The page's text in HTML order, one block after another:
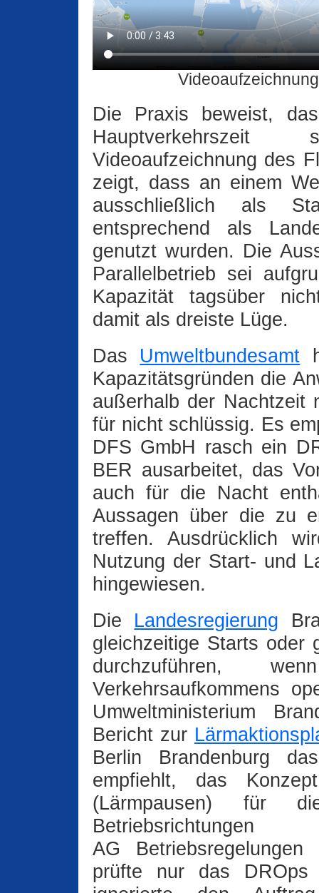
Die Praxis beweist,
Videoaufzeichnung des
zeigt, dass an einem
ausschließlich als
entsprechend als
genutzt wurden. Die
Parallelbetrieb sei
Kapazität tagsüber
damit als dreiste Lüge.
Das Umweltbundesamt
Kapazitätsgründen die
außerhalb der Nachtzeit
für nicht schlüssig. Es
DFS GmbH rasch ein
BER ausarbeitet, das
auch für die Nacht
Aussagen über die zu
treffen. Ausdrücklich
Nutzung der Start- und
hingewiesen.
Die Landesregierung
gleichzeitige Starts oder
durchzuführen,
Verkehrsaufkommens
Umweltministerium
Bericht zur
Berlin Brandenburg
empfiehlt, das
(Lärmpausen) für
AG
prüfte nur das